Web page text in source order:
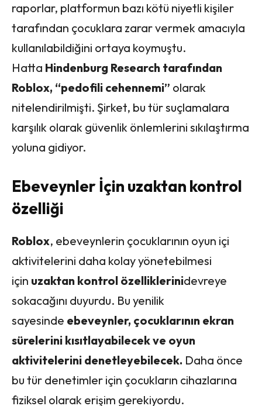
raporlar, platformun bazı kötü niyetli kişiler
tarafından çocuklara zarar vermek amacıyla
kullanılabildiğini ortaya koymuştu.
Hatta Hindenburg Research tarafından
Roblox, “pedofili cehennemi” olarak
nitelendirilmişti. Şirket, bu tür suçlamalara
karşılık olarak güvenlik önlemlerini sıkılaştırma
yoluna gidiyor.
Ebeveynler İçin uzaktan kontrol
özelliği
Roblox, ebeveynlerin çocuklarının oyun içi
aktivitelerini daha kolay yönetebilmesi
için uzaktan kontrol özelliklerinidevreye
sokacağını duyurdu. Bu yenilik
sayesinde ebeveynler, çocuklarının ekran
sürelerini kısıtlayabilecek ve oyun
aktivitelerini denetleyebilecek. Daha önce
bu tür denetimler için çocukların cihazlarına
fiziksel olarak erişim gerekiyordu.